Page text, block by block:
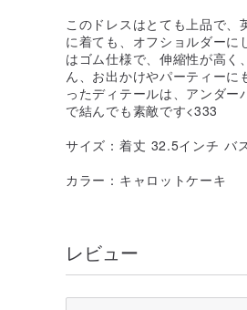
このドレスはとても上品で
に着ても、オフショルダーに
はゴム仕様で、伸縮性が高く
ん、お出かけやパーティー
ったディテールは、アンダ
で結んでも素敵です<333
サイズ：着丈 32.5インチ バ
カラー：キャロットケーキ
レビュー